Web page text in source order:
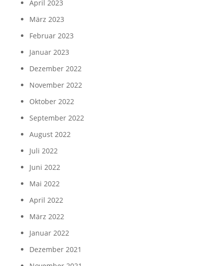
April 2023
März 2023
Februar 2023
Januar 2023
Dezember 2022
November 2022
Oktober 2022
September 2022
August 2022
Juli 2022
Juni 2022
Mai 2022
April 2022
März 2022
Januar 2022
Dezember 2021